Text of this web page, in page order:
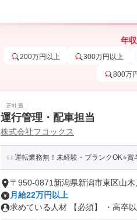
年収
200万円以上 300万円以上
800万
正社員
運行管理・配車担当
株式会社フコックス
運転業務無！未経験・ブランクOK⭐
〒950-0871新潟県新潟市東区山木
月給22万円以上
求めている人材 【必須】 ・高卒